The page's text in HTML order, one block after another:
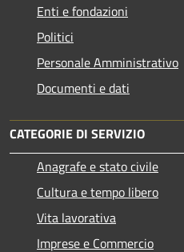
Enti e fondazioni
Politici
Personale Amministrativo
Documenti e dati
CATEGORIE DI SERVIZIO
Anagrafe e stato civile
Cultura e tempo libero
Vita lavorativa
Imprese e Commercio